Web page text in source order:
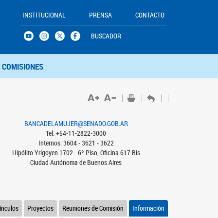
INSTITUCIONAL PRENSA CONTACTO
BUSCADOR
COMISIONES
BANCADELAMUJER@SENADO.GOB.AR
Tel: +54-11-2822-3000
Internos: 3604 - 3621 - 3622
Hipólito Yrigoyen 1702 - 6º Piso, Oficina 617 Bis
Ciudad Autónoma de Buenos Aires
Información
Reuniones de Comisión
Proyectos